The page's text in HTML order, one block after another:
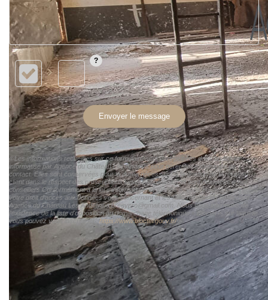
Envoyer le message
« Les informations recueillies sur ce formulaire sont enregistrées dans un fichier
informatisé par Agence du Château Les Andelys pour gérer votre demande de
contact. Elles sont conservées pour la durée nécessaire à la gestion de la relation
client dans le respect des prescriptions légales applicables et sont destinées à nos
conseillers Conformément à la loi « informatique et libertés », vous pouvez exercer
votre droit d'accès aux données vous concernant et les faire rectifier en contactant
Agence du Château Les Andelys a.bregypro@gmail.com. Nous vous informons de
l'existence de la liste d'opposition au démarchage téléphonique « Bloctel », sur laquelle
vous pouvez vous inscrire ici :https://www.bloctel.gouv.fr/»